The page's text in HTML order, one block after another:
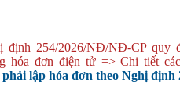
254/2026/NĐ/NĐ-CP quy
hóa đơn điện tử => Chi tiết
lập hóa đơn theo Nghị định